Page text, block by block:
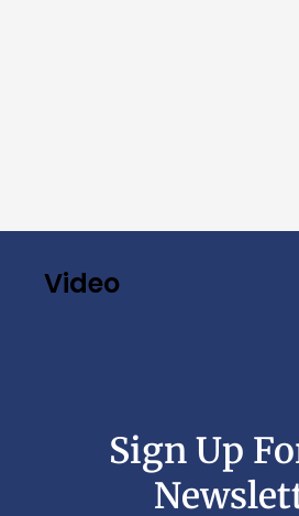
Video
Sign Up